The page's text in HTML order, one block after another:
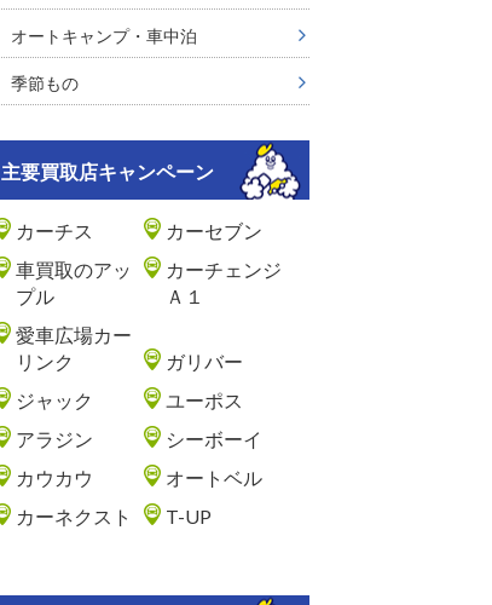
オートキャンプ・車中泊
季節もの
主要買取店キャンペーン
カーチス
カーセブン
車買取のアッ
プル
カーチェンジ
Ａ１
愛車広場カー
リンク
ガリバー
ジャック
ユーポス
アラジン
シーボーイ
カウカウ
オートベル
カーネクスト
T-UP